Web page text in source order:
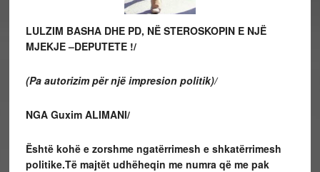
LULZIM BASHA DHE PD, NË STEROSKOPIN E NJË
MJEKJE –DEPUTETE !/
(Pa autorizim për një impresion politik)/
NGA Guxim ALIMANI/
Është kohë e zorshme ngatërrimesh e shkatërrimesh
politike.Të majtët udhëheqin me numra që me pak